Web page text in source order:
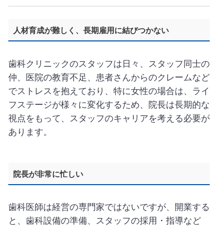
人材育成が難しく、長期雇用に結びつかない
歯科クリニックのスタッフは日々、スタッフ同士の
仲、医院の教育不足、患者さんからのクレームなど
でストレスを抱えており、特に女性の場合は、ライ
フステージが様々に変化するため、院長は長期的な
視点をもって、スタッフのキャリアを考える必要が
あります。
院長が非常に忙しい
歯科医師は経営の専門家ではないですが、開業する
と、歯科設備の準備、スタッフの採用・指導など